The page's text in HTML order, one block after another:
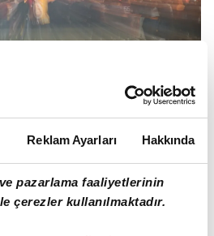
Reklam Ayarları Hakkında
pazarlama faaliyetlerinin
çerezler kullanılmaktadır.
TANSİYON YÜKSELDİ,